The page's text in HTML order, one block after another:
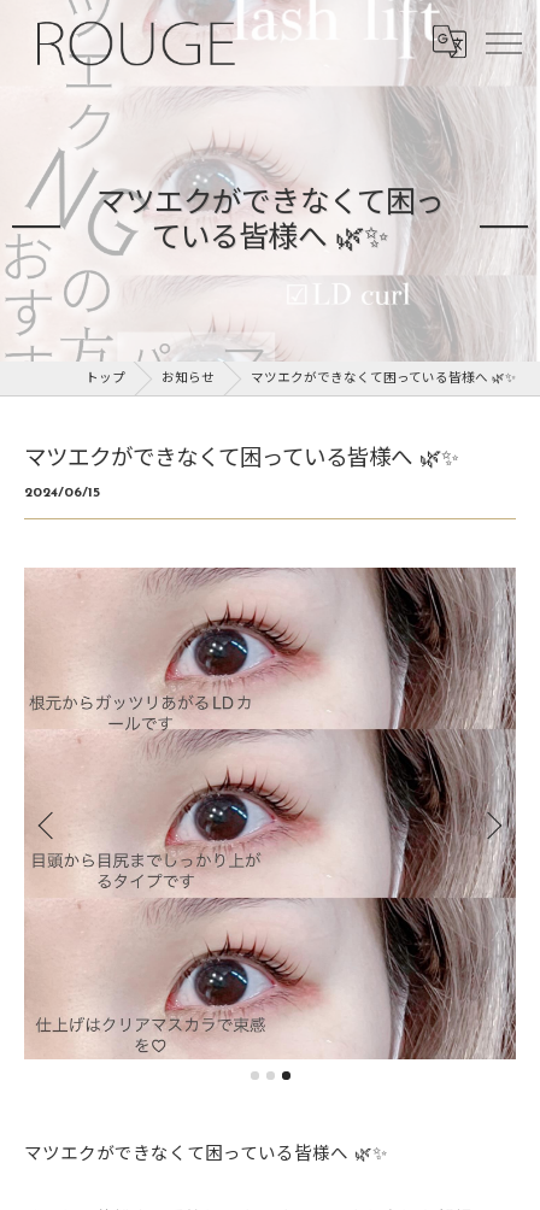
マツエクができなくて困っ
ている皆様へ 🌿✨
トップ お知らせ マツエクができなくて困っている皆様へ 🌿✨
マツエクができなくて困っている皆様へ 🌿✨
2024/06/15
マツエクができなくて困っている皆様へ 🌿✨